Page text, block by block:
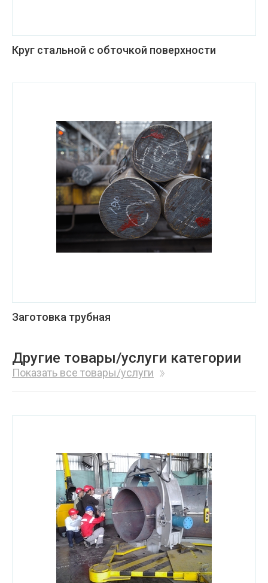
Круг стальной с обточкой поверхности
Заготовка трубная
Другие товары/услуги категории
Показать все товары/услуги